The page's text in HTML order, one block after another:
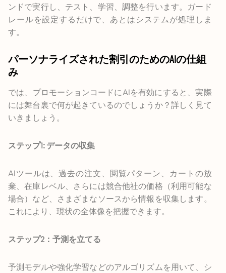
ンドで実行し、テスト、学習、調整を行います。ガード
レールを設定するだけで、あとはシステムが処理しま
す。
パーソナライズされた割引のためのAIの仕組
み
では、プロモーションコードにAIを有効にすると、実際
には舞台裏で何が起きているのでしょうか？詳しく見て
いきましょう。
ステップ1: データの収集
AIツールは、過去の注文、閲覧パターン、カートの放
棄、在庫レベル、さらには競合他社の価格（利用可能な
場合）など、さまざまなソースから情報を収集します。
これにより、現状の全体像を把握できます。
ステップ2：予測を立てる
予測モデルや強化学習などのアルゴリズムを用いて、シ